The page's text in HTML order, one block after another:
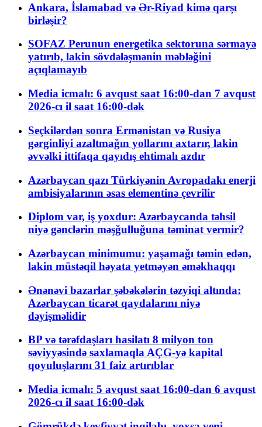
Ankara, İslamabad və Ər-Riyad kimə qarşı
birləşir?
SOFAZ Perunun energetika sektoruna sərmayə
yatırıb, lakin sövdələşmənin məbləğini
açıqlamayıb
Media icmalı: 6 avqust saat 16:00-dan 7 avqust
2026-cı il saat 16:00-dək
Seçkilərdən sonra Ermənistan və Rusiya
gərginliyi azaltmağın yollarını axtarır, lakin
əvvəlki ittifaqa qayıdış ehtimalı azdır
Azərbaycan qazı Türkiyənin Avropadakı enerji
ambisiyalarının əsas elementinə çevrilir
Diplom var, iş yoxdur: Azərbaycanda təhsil
niyə gənclərin məşğulluğuna təminat vermir?
Azərbaycan minimumu: yaşamağı təmin edən,
lakin müstəqil həyata yetməyən əməkhaqqı
Ənənəvi bazarlar şəbəkələrin təzyiqi altında:
Azərbaycan ticarət qaydalarını niyə
dəyişməlidir
BP və tərəfdaşları hasilatı 8 milyon ton
səviyyəsində saxlamaqla AÇG-yə kapital
qoyuluşlarını 31 faiz artırıblar
Media icmalı: 5 avqust saat 16:00-dan 6 avqust
2026-cı il saat 16:00-dək